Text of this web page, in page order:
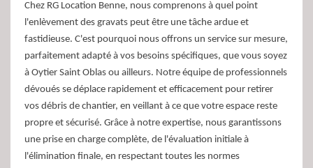
Chez RG Location Benne, nous comprenons à quel point
l'enlèvement des gravats peut être une tâche ardue et
fastidieuse. C'est pourquoi nous offrons un service sur mesure,
parfaitement adapté à vos besoins spécifiques, que vous soyez
à Oytier Saint Oblas ou ailleurs. Notre équipe de professionnels
dévoués se déplace rapidement et efficacement pour retirer
vos débris de chantier, en veillant à ce que votre espace reste
propre et sécurisé. Grâce à notre expertise, nous garantissons
une prise en charge complète, de l'évaluation initiale à
l'élimination finale, en respectant toutes les normes